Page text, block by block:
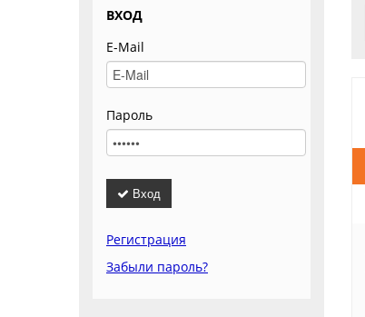
ВХОД
E-Mail
Пароль
Вход
Регистрация
Забыли пароль?